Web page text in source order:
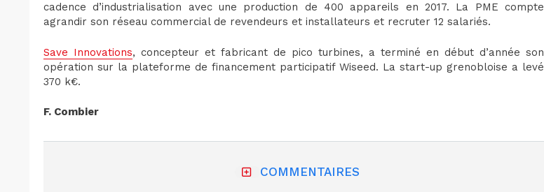
cadence d’industrialisation avec une production de 400 appareils en 2017. La PME compte
agrandir son réseau commercial de revendeurs et installateurs et recruter 12 salariés.
Save Innovations, concepteur et fabricant de pico turbines, a terminé en début d’année son
opération sur la plateforme de financement participatif Wiseed. La start-up grenobloise a levé
370 k€.
F. Combier
COMMENTAIRES